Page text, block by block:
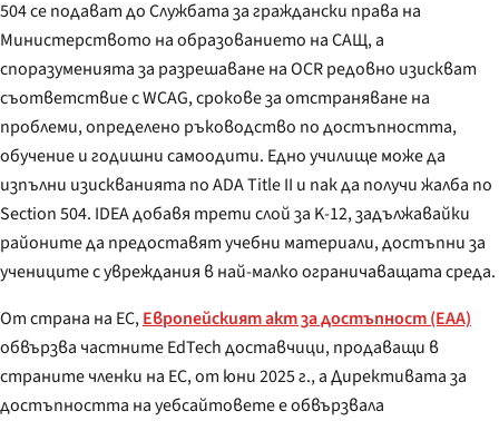
504 се подават до Службата за граждански права на
Министерството на образованието на САЩ, а
споразуменията за разрешаване на OCR редовно изискват
съответствие с WCAG, срокове за отстраняване на
проблеми, определено ръководство по достъпността,
обучение и годишни самоодити. Едно училище може да
изпълни изискванията по ADA Title II и пак да получи жалба по
Section 504. IDEA добавя трети слой за K-12, задължавайки
районите да предоставят учебни материали, достъпни за
учениците с увреждания в най-малко ограничаващата среда.
От страна на ЕС,Европейският акт за достъпност (EAA)
обвързва частните EdTech доставчици, продаващи в
страните членки на ЕС, от юни 2025 г., а Директивата за
достъпността на уебсайтовете е обвързвала